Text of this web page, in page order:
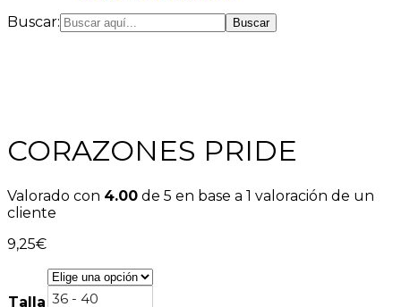
Buscar:
CORAZONES PRIDE
Valorado con 4.00 de 5 en base a 1 valoración de un
cliente
9,25€
Talla 36 - 40